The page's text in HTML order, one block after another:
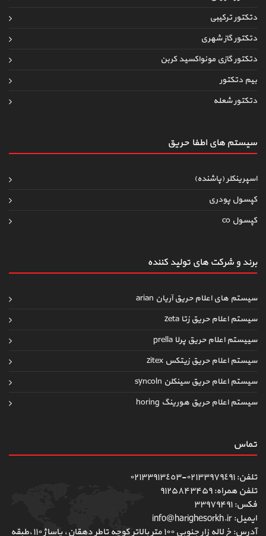
دتکتور ترکیبی
دتکتور گاز شهری
دتکتور گازی مونواکسید کربن
بیم دتکتور
دتکتور شعله
سیستم های اطفاءحریق
اسپرینکلر (پاشنده)
کپسول پودری
کپسول co
برند و شرکت های تولید کننده
سیستم های اعلام حریق آریان arian
سیستم اعلام حریق زتا zeta
سییستم اعلام حریق پرلا prella
سیستم اعلام حریق زیتکس zitex
سیستم اعلام حریق سینکلن syncoln
سیستم اعلام حریق هورینگ horing
تماس
تلفن: ٠٢١٣٣٩٧٩٤٩١-٠٢١٣٣٩١٣٤٥٣
تلفن همراه: ۹۱۲۵۸۴۳۴۵۹
فکس: ۳۳۹۷۹۴۹۱
ایمیل: info@harighesorkh.ir
آدرس: خ لاله زار جنوبی ١٠٠ متر بالاتر کوچه تاطر دهقان، پاساژ ١١٠،طبقه